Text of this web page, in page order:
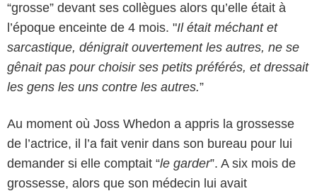
“grosse” devant ses collègues alors qu’elle était à
l’époque enceinte de 4 mois. "Il était méchant et
sarcastique, dénigrait ouvertement les autres, ne se
gênait pas pour choisir ses petits préférés, et dressait
les gens les uns contre les autres.”
Au moment où Joss Whedon a appris la grossesse
de l’actrice, il l’a fait venir dans son bureau pour lui
demander si elle comptait “le garder”. A six mois de
grossesse, alors que son médecin lui avait